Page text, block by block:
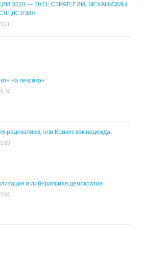
2020 — 2021: СТРАТЕГИИ, МЕХАНИЗМЫ
на лексикон
радикализм, или Кризис как надежда.
и либеральная демократия